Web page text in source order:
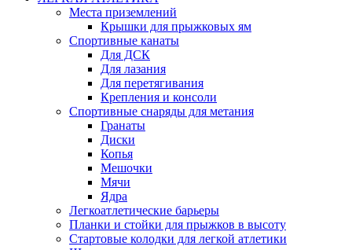
Места приземлений
Крышки для прыжковых ям
Спортивные канаты
Для ДСК
Для лазания
Для перетягивания
Крепления и консоли
Спортивные снаряды для метания
Гранаты
Диски
Копья
Мешочки
Мячи
Ядра
Легкоатлетические барьеры
Планки и стойки для прыжков в высоту
Стартовые колодки для легкой атлетики